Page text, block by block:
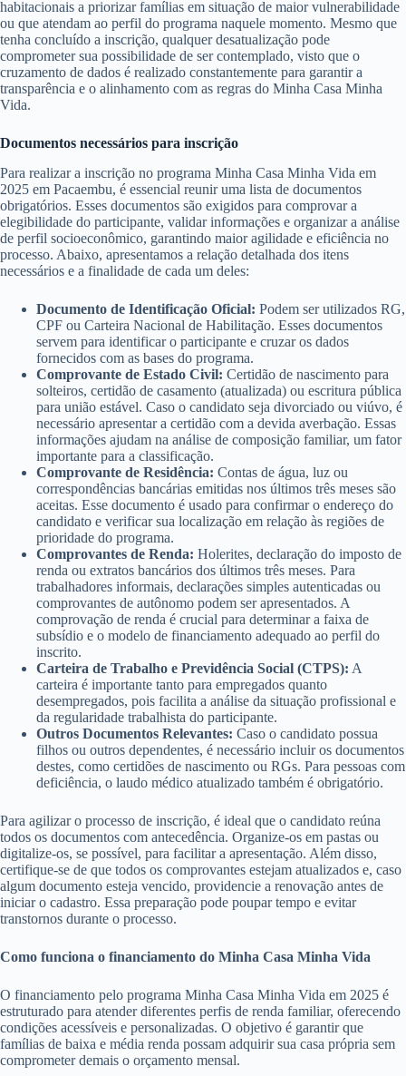
habitacionais a priorizar famílias em situação de maior vulnerabilidade
ou que atendam ao perfil do programa naquele momento. Mesmo que
tenha concluído a inscrição, qualquer desatualização pode
comprometer sua possibilidade de ser contemplado, visto que o
cruzamento de dados é realizado constantemente para garantir a
transparência e o alinhamento com as regras do Minha Casa Minha
Vida.
Documentos necessários para inscrição
Para realizar a inscrição no programa Minha Casa Minha Vida em
2025 em Pacaembu, é essencial reunir uma lista de documentos
obrigatórios. Esses documentos são exigidos para comprovar a
elegibilidade do participante, validar informações e organizar a análise
de perfil socioeconômico, garantindo maior agilidade e eficiência no
processo. Abaixo, apresentamos a relação detalhada dos itens
necessários e a finalidade de cada um deles:
Documento de Identificação Oficial: Podem ser utilizados RG,
CPF ou Carteira Nacional de Habilitação. Esses documentos
servem para identificar o participante e cruzar os dados
fornecidos com as bases do programa.
Comprovante de Estado Civil: Certidão de nascimento para
solteiros, certidão de casamento (atualizada) ou escritura pública
para união estável. Caso o candidato seja divorciado ou viúvo, é
necessário apresentar a certidão com a devida averbação. Essas
informações ajudam na análise de composição familiar, um fator
importante para a classificação.
Comprovante de Residência: Contas de água, luz ou
correspondências bancárias emitidas nos últimos três meses são
aceitas. Esse documento é usado para confirmar o endereço do
candidato e verificar sua localização em relação às regiões de
prioridade do programa.
Comprovantes de Renda: Holerites, declaração do imposto de
renda ou extratos bancários dos últimos três meses. Para
trabalhadores informais, declarações simples autenticadas ou
comprovantes de autônomo podem ser apresentados. A
comprovação de renda é crucial para determinar a faixa de
subsídio e o modelo de financiamento adequado ao perfil do
inscrito.
Carteira de Trabalho e Previdência Social (CTPS): A
carteira é importante tanto para empregados quanto
desempregados, pois facilita a análise da situação profissional e
da regularidade trabalhista do participante.
Outros Documentos Relevantes: Caso o candidato possua
filhos ou outros dependentes, é necessário incluir os documentos
destes, como certidões de nascimento ou RGs. Para pessoas com
deficiência, o laudo médico atualizado também é obrigatório.
Para agilizar o processo de inscrição, é ideal que o candidato reúna
todos os documentos com antecedência. Organize-os em pastas ou
digitalize-os, se possível, para facilitar a apresentação. Além disso,
certifique-se de que todos os comprovantes estejam atualizados e, caso
algum documento esteja vencido, providencie a renovação antes de
iniciar o cadastro. Essa preparação pode poupar tempo e evitar
transtornos durante o processo.
Como funciona o financiamento do Minha Casa Minha Vida
O financiamento pelo programa Minha Casa Minha Vida em 2025 é
estruturado para atender diferentes perfis de renda familiar, oferecendo
condições acessíveis e personalizadas. O objetivo é garantir que
famílias de baixa e média renda possam adquirir sua casa própria sem
comprometer demais o orçamento mensal.